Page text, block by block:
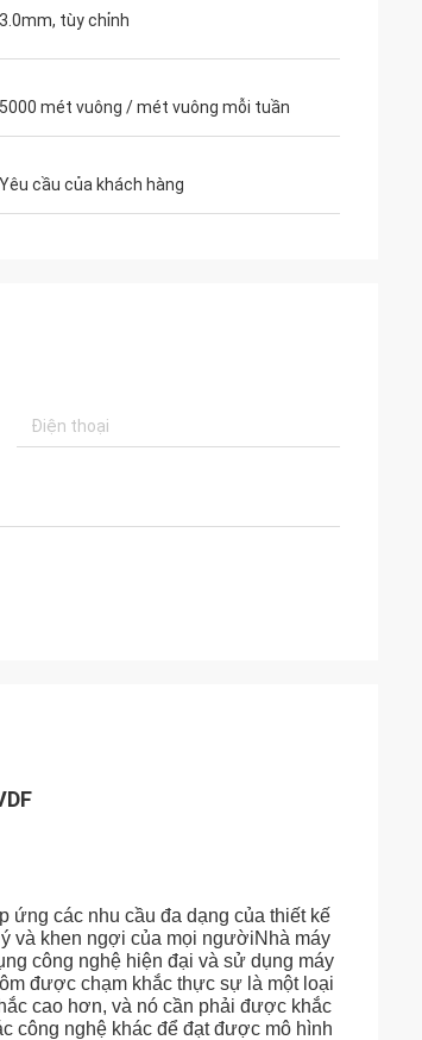
3.0mm, tùy chỉnh
5000 mét vuông / mét vuông mỗi tuần
Yêu cầu của khách hàng
ứng các nhu cầu đa dạng của thiết kế
và khen ngợi của mọi ngườiNhà máy
công nghệ hiện đại và sử dụng máy
được chạm khắc thực sự là một loại
cao hơn, và nó cần phải được khắc
công nghệ khác để đạt được mô hình